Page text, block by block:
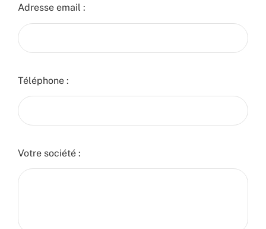
Adresse email :
Téléphone :
Votre société :